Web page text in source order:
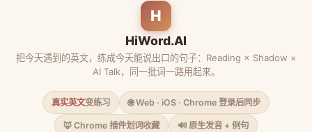
H
HiWord.AI
把今天遇到的英文，练成今天能说出口的句子：Reading × Shadow ×
AI Talk，同一批词一路用起来。
真实英文变练习 🌐 Web · iOS · Chrome 登录后同步
🦊 Chrome 插件划词收藏 🔊 原生发音 + 例句